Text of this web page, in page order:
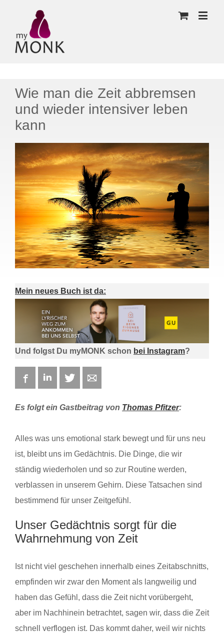
Wie man die Zeit abbremsen
und wieder intensiver leben
kann
Mein neues Buch ist da:
Und folgst Du myMONK schon bei Instagram?
FacebookLinkedIn Twitter
Es folgt ein Gastbeitrag von Thomas Pfitzer:
Alles was uns emotional stark bewegt und für uns neu
ist, bleibt uns im Gedächtnis. Die Dinge, die wir
ständig wiederholen und so zur Routine werden,
verblassen in unserem Gehirn. Diese Tatsachen sind
bestimmend für unser Zeitgefühl.
Unser Gedächtnis sorgt für die
Wahrnehmung von Zeit
Ist nicht viel geschehen innerhalb eines Zeitabschnitts,
empfinden wir zwar den Moment als langweilig und
haben das Gefühl, dass die Zeit nicht vorübergeht,
aber im Nachhinein betrachtet, sagen wir, dass die Zeit
schnell verflogen ist. Das kommt daher, weil wir nichts